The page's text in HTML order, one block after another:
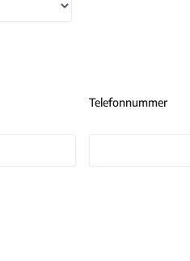
Telefonnummer